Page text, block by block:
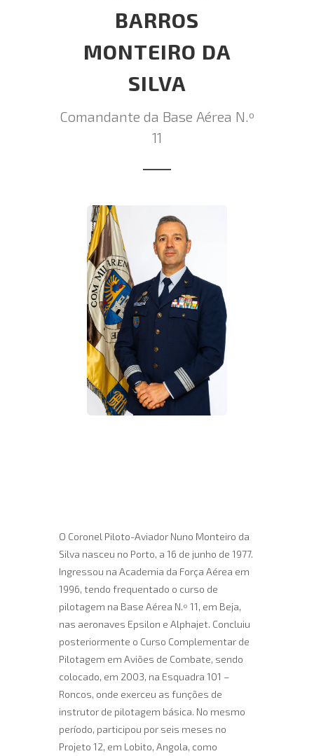
BARROS
MONTEIRO DA
SILVA
Comandante da Base Aérea N.º
11
O Coronel Piloto-Aviador Nuno Monteiro da
Silva nasceu no Porto, a 16 de junho de 1977.
Ingressou na Academia da Força Aérea em
1996, tendo frequentado o curso de
pilotagem na Base Aérea N.º 11, em Beja,
nas aeronaves Epsilon e Alphajet. Concluiu
posteriormente o Curso Complementar de
Pilotagem em Aviões de Combate, sendo
colocado, em 2003, na Esquadra 101 –
Roncos, onde exerceu as funções de
instrutor de pilotagem básica. No mesmo
período, participou por seis meses no
Projeto 12, em Lobito, Angola, como